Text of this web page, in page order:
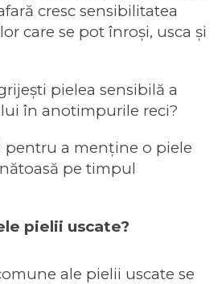
cresc sensibilitatea
care se pot înroși, usca și
pielea sensibilă a
în anotimpurile reci?
pentru a menține o piele
pe timpul
pielii uscate?
ale pielii uscate se